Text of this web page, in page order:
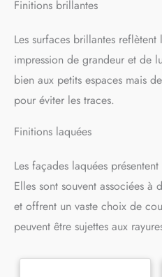
Finitions brillantes
Les surfaces brillantes
impression de grandeur et de
bien aux petits espaces mais
pour éviter les traces.
Finitions laquées
Les façades laquées
Elles sont souvent associées à
et offrent un vaste choix de
peuvent être sujettes aux